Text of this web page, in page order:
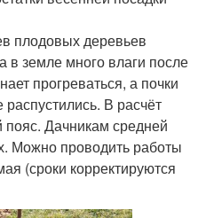
плодовых деревьев
земле много влаги после
прогреваться, а почки
В расчёт
пояс. Дачникам средней
Можно проводить работы
(сроки корректируются